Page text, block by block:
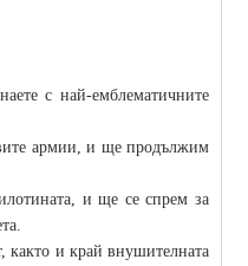
с най-емблематичните
армии, и ще продължим
и ще се спрем за
и край внушителната